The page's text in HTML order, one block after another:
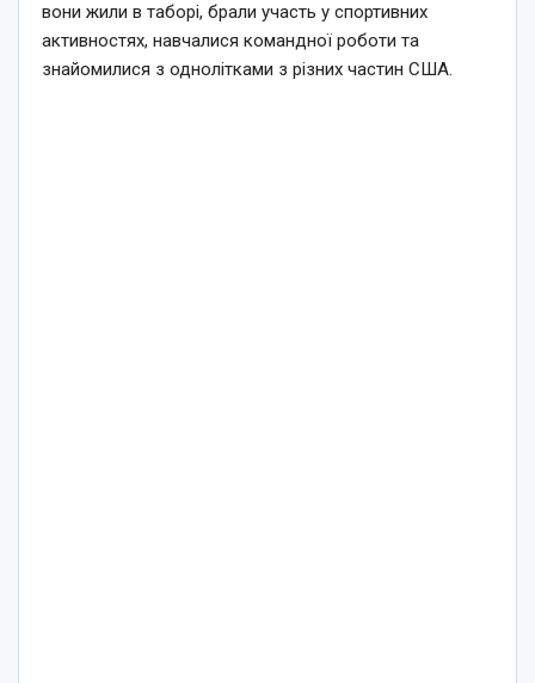
вони жили в таборі, брали участь у спортивних
активностях, навчалися командної роботи та
знайомилися з однолітками з різних частин США.